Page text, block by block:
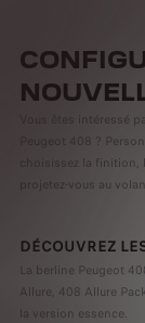
Vous êtes intéressé
Peugeot 408 ?
choisissez la
projetez-vous au
DÉCOUVREZ
La berline Peugeot
Allure, 408 Allure
la version essence.